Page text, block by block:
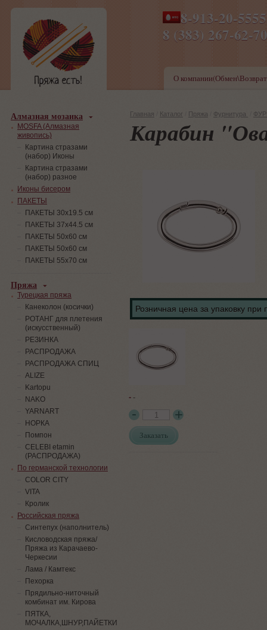
8-913-20-
8 (383) 267-
ПН-ПТ 8-17,СБ-ВС 9-
О
Главная Каталог Пряжа Фурнитура
Карабин
Розничная цена за упаковку при
--
Заказать
Алмазная мозаика
MOSFA (Алмазная
живопись)
Картина стразами
(набор) Иконы
Картина стразами
(набор) разное
Иконы бисером
ПАКЕТЫ
ПАКЕТЫ 30х19.5 см
ПАКЕТЫ 37х44.5 см
ПАКЕТЫ 50х60 см
ПАКЕТЫ 50х60 см
ПАКЕТЫ 55х70 см
Пряжа
Турецкая пряжа
Канеколон (косички)
РОТАНГ для плетения
(искусственный)
PЕЗИНКА
РАСПРОДАЖА
РАСПРОДАЖА СПИЦ
ALIZE
Kartopu
NAKO
YARNART
НОРКА
Помпон
СELEBI etamin
(РАСПРОДАЖА)
По германской технологии
COLOR CITY
VITA
Кролик
Российская пряжа
Синтепух (наполнитель)
Кисловодская пряжа/
Пряжа из Карачаево-
Черкесии
Лама / Камтекс
Пехорка
Прядильно-ниточный
комбинат им. Кирова
ПЯТКА,
МОЧАЛКА,ШНУР,ПАЙЕТКИ